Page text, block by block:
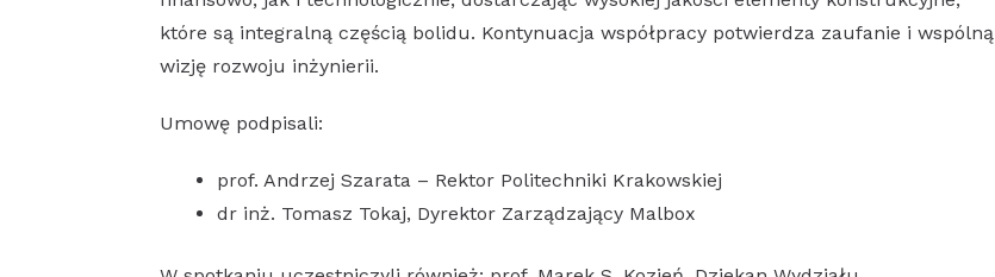
które są integralną częścią bolidu. Kontynuacja współpracy potwierdza zaufanie i wspólną
wizję rozwoju inżynierii.
Umowę podpisali:
prof. Andrzej Szarata – Rektor Politechniki Krakowskiej
dr inż. Tomasz Tokaj, Dyrektor Zarządzający Malbox